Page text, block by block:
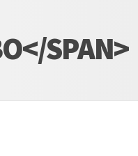
SPAN>